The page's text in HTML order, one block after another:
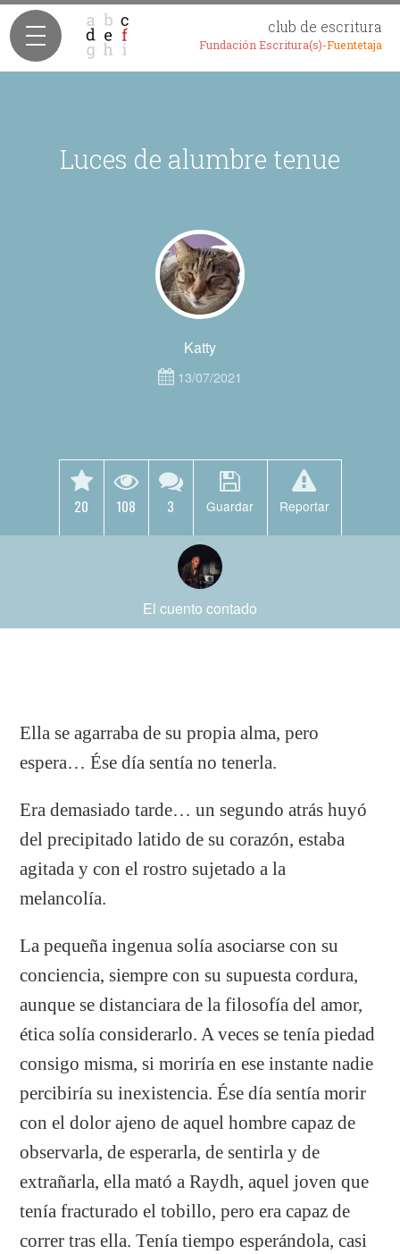
club de escritura
Fundación Escritura(s)-Fuentetaja
Luces de alumbre tenue
Katty
13/07/2021
20 108 3 Guardar Reportar
El cuento contado
Ella se agarraba de su propia alma, pero
espera… Ése día sentía no tenerla.
Era demasiado tarde… un segundo atrás huyó
del precipitado latido de su corazón, estaba
agitada y con el rostro sujetado a la
melancolía.
La pequeña ingenua solía asociarse con su
conciencia, siempre con su supuesta cordura,
aunque se distanciara de la filosofía del amor,
ética solía considerarlo. A veces se tenía piedad
consigo misma, si moriría en ese instante nadie
percibiría su inexistencia. Ése día sentía morir
con el dolor ajeno de aquel hombre capaz de
observarla, de esperarla, de sentirla y de
extrañarla, ella mató a Raydh, aquel joven que
tenía fracturado el tobillo, pero era capaz de
correr tras ella. Tenía tiempo esperándola, casi